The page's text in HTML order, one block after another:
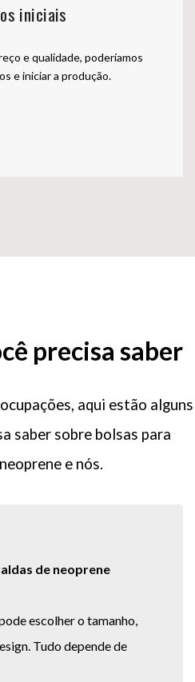
iniciais
e qualidade, poderíamos
e iniciar a produção.
precisa saber
aqui estão alguns
saber sobre bolsas para
e nós.
de neoprene
escolher o tamanho,
Tudo depende de